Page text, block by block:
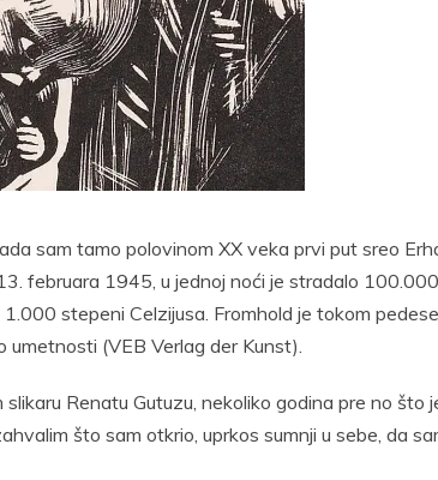
sam tamo polovinom XX veka prvi put sreo
februara 1945, u jednoj noći je stradalo 100.000
stepeni Celzijusa. Fromhold je tokom
(VEB Verlag der Kunst).
Renatu Gutuzu, nekoliko godina pre no što
što sam otkrio, uprkos sumnji u sebe, da
Email Print